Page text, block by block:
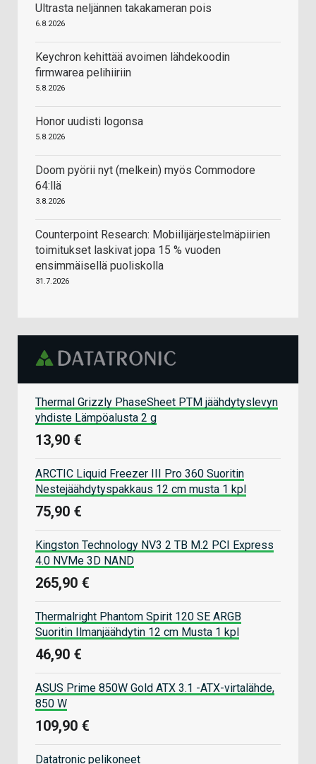
Ultrasta neljännen takakameran pois
6.8.2026
Keychron kehittää avoimen lähdekoodin
firmwarea pelihiiriin
5.8.2026
Honor uudisti logonsa
5.8.2026
Doom pyörii nyt (melkein) myös Commodore
64:llä
3.8.2026
Counterpoint Research: Mobiilijärjestelmäpiirien
toimitukset laskivat jopa 15 % vuoden
ensimmäisellä puoliskolla
31.7.2026
Thermal Grizzly PhaseSheet PTM jäähdytyslevyn
yhdiste Lämpöalusta 2 g
13,90 €
ARCTIC Liquid Freezer III Pro 360 Suoritin
Nestejäähdytyspakkaus 12 cm musta 1 kpl
75,90 €
Kingston Technology NV3 2 TB M.2 PCI Express
4.0 NVMe 3D NAND
265,90 €
Thermalright Phantom Spirit 120 SE ARGB
Suoritin Ilmanjäähdytin 12 cm Musta 1 kpl
46,90 €
ASUS Prime 850W Gold ATX 3.1 -ATX-virtalähde,
850 W
109,90 €
Datatronic pelikoneet